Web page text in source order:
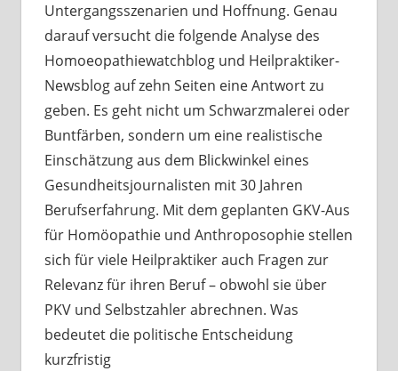
Untergangsszenarien und Hoffnung. Genau
darauf versucht die folgende Analyse des
Homoeopathiewatchblog und Heilpraktiker-
Newsblog auf zehn Seiten eine Antwort zu
geben. Es geht nicht um Schwarzmalerei oder
Buntfärben, sondern um eine realistische
Einschätzung aus dem Blickwinkel eines
Gesundheitsjournalisten mit 30 Jahren
Berufserfahrung. Mit dem geplanten GKV-Aus
für Homöopathie und Anthroposophie stellen
sich für viele Heilpraktiker auch Fragen zur
Relevanz für ihren Beruf – obwohl sie über
PKV und Selbstzahler abrechnen. Was
bedeutet die politische Entscheidung
kurzfristig